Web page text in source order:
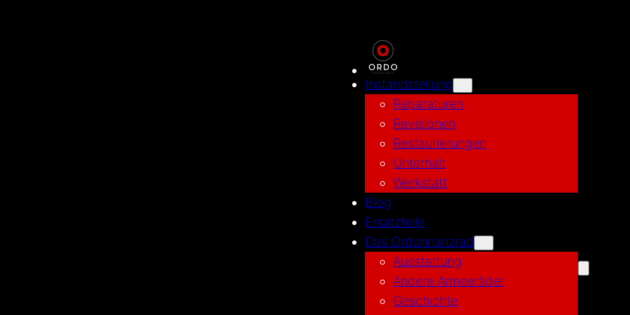
Instandstellung
Reparaturen
Revisionen
Restaurierungen
Unterhalt
Werkstatt
Blog
Ersatzteile
Das Ordonnanzrad
Ausstattung
Andere Armeeräder
Geschichte